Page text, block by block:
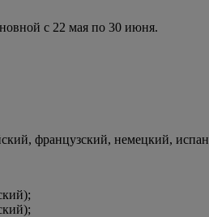
с 22 мая по 30 июня.
французский, немецкий,